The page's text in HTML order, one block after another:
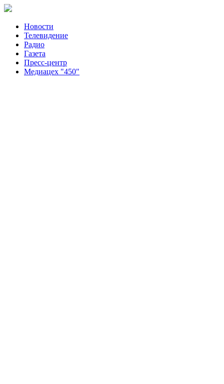
Новости
Телевидение
Радио
Газета
Пресс-центр
Медиацех "450"